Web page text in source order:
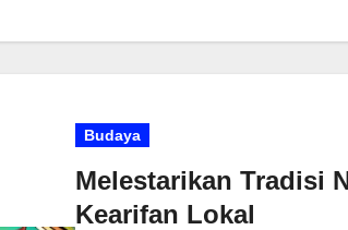
Budaya
Melestarikan Tradisi
Kearifan Lokal